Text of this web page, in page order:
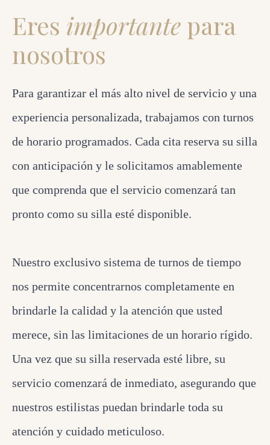
Eres importante para
nosotros
Para garantizar el más alto nivel de servicio y una
experiencia personalizada, trabajamos con turnos
de horario programados. Cada cita reserva su silla
con anticipación y le solicitamos amablemente
que comprenda que el servicio comenzará tan
pronto como su silla esté disponible.
Nuestro exclusivo sistema de turnos de tiempo
nos permite concentrarnos completamente en
brindarle la calidad y la atención que usted
merece, sin las limitaciones de un horario rígido.
Una vez que su silla reservada esté libre, su
servicio comenzará de inmediato, asegurando que
nuestros estilistas puedan brindarle toda su
atención y cuidado meticuloso.